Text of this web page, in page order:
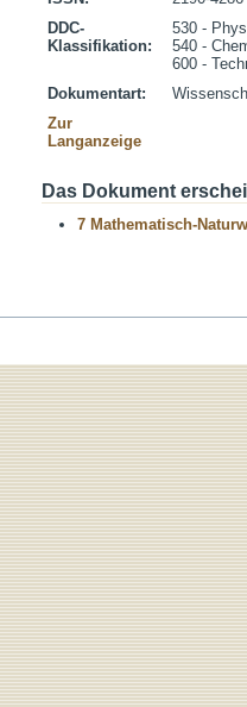
DDC-
Klassifikation:
530 -
540 -
600 -
Dokumentart:
Zur
Langanzeige
Das Dokument
7 Mathematisch-